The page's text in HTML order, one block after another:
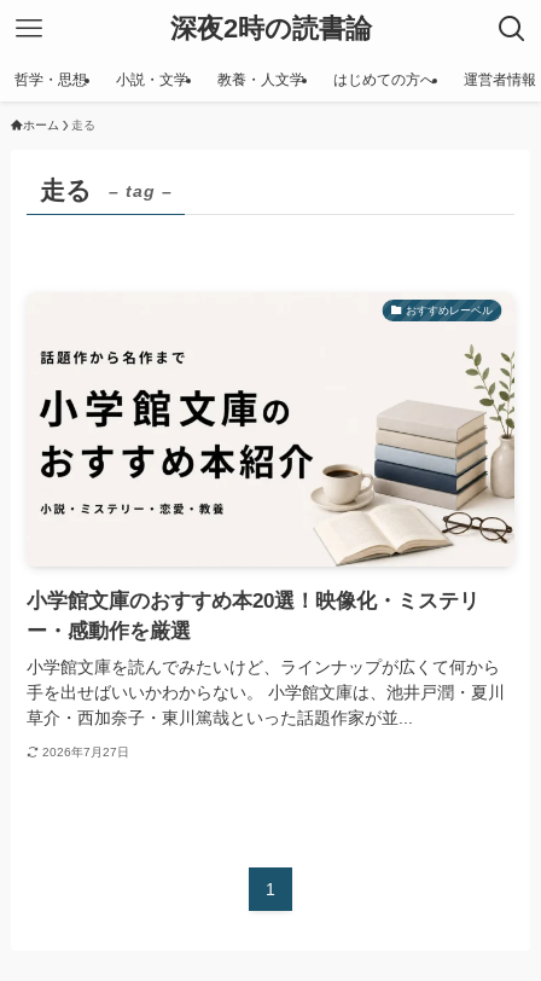
深夜2時の読書論
哲学・思想 小説・文学 教養・人文学 はじめての方へ 運営者情報
ホーム 走る
走る – tag –
おすすめレーベル
小学館文庫のおすすめ本20選！映像化・ミステリ
ー・感動作を厳選
小学館文庫を読んでみたいけど、ラインナップが広くて何から
手を出せばいいかわからない。 小学館文庫は、池井戸潤・夏川
草介・西加奈子・東川篤哉といった話題作家が並...
2026年7月27日
1